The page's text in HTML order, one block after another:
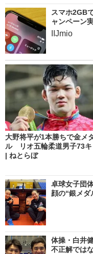
スマホ2GB
ャンペーン
IIJmio
大野将平が1本勝ちで金メ
ル リオ五輪柔道男子73キ
| ねとらぼ
卓球女子団
顔の“銀メ
体操・白井
不正解では